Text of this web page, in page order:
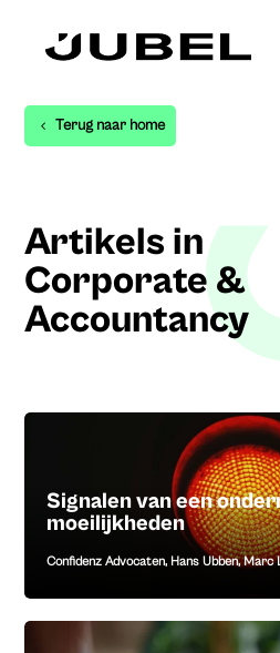
Terug naar home
Artikels in
Corporate &
Accountancy
Signalen van een
moeilijkheden
Confidenz Advocaten, Hans Ubben,Marc